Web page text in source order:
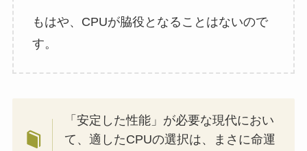
もはや、CPUが脇役となることはないので
す。
「安定した性能」が必要な現代におい
て、適したCPUの選択は、まさに命運